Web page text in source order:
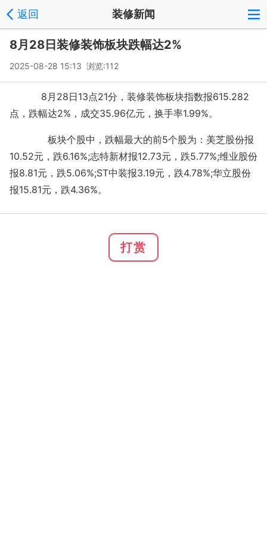
返回 装修新闻
8月28日装修装饰板块跌幅达2%
2025-08-28 15:13 浏览:112
8月28日13点21分，装修装饰板块指数报615.282
点，跌幅达2%，成交35.96亿元，换手率1.99%。
板块个股中，跌幅最大的前5个股为：美芝股份报
10.52元，跌6.16%;志特新材报12.73元，跌5.77%;维业股份
报8.81元，跌5.06%;ST中装报3.19元，跌4.78%;华立股份
报15.81元，跌4.36%。
打赏